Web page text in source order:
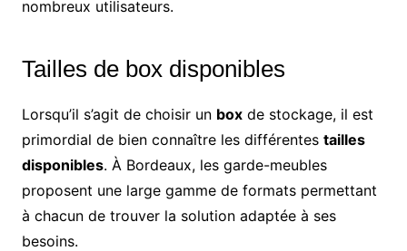
nombreux utilisateurs.
Tailles de box disponibles
Lorsqu’il s’agit de choisir un boxde stockage, il est
primordial de bien connaître les différentes tailles
disponibles. À Bordeaux, les garde-meubles
proposent une large gamme de formats permettant
à chacun de trouver la solution adaptée à ses
besoins.